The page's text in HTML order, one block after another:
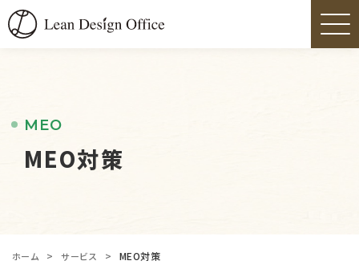
MEO
MEO対策
ホーム > サービス > MEO対策